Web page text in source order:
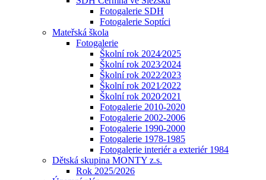
Fotogalerie SDH
Fotogalerie Soptíci
Mateřská škola
Fotogalerie
Školní rok 2024⁄2025
Školní rok 2023⁄2024
Školní rok 2022⁄2023
Školní rok 2021⁄2022
Školní rok 2020⁄2021
Fotogalerie 2010-2020
Fotogalerie 2002-2006
Fotogalerie 1990-2000
Fotogalerie 1978-1985
Fotogalerie interiér a exteriér 1984
Dětská skupina MONTY z.s.
Rok 2025/2026